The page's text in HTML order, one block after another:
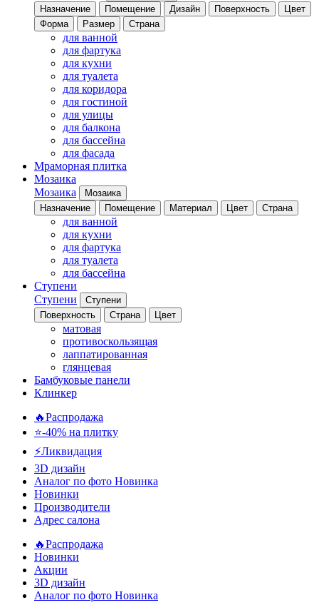
Назначение
Помещение Дизайн Поверхность
Цвет
Форма
Размер Страна
для ванной
для фартука
для кухни
для туалета
для коридора
для гостиной
для улицы
для балкона
для бассейна
для фасада
Мраморная плитка
Мозаика
Мозаика
Мозаика
Назначение
Помещение Материал Цвет Страна
для ванной
для кухни
для фартука
для туалета
для бассейна
Ступени
Ступени
Ступени
Поверхность
Страна Цвет
матовая
противоскользящая
лаппатированная
глянцевая
Бамбуковые панели
Клинкер
🔥Распродажа
⭐-40% на плитку
⚡️Ликвидация
3D дизайн
Аналог по фото Новинка
Новинки
Производители
Адрес салона
🔥Распродажа
Новинки
Акции
3D дизайн
Аналог по фото Новинка